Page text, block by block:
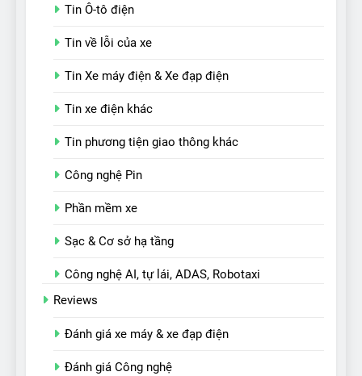
Tin Ô-tô điện
Tin về lỗi của xe
Tin Xe máy điện & Xe đạp điện
Tin xe điện khác
Tin phương tiện giao thông khác
Công nghệ Pin
Phần mềm xe
Sạc & Cơ sở hạ tầng
Công nghệ AI, tự lái, ADAS, Robotaxi
Reviews
Đánh giá xe máy & xe đạp điện
Đánh giá Công nghệ